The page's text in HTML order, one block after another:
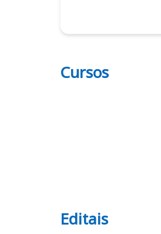
Cursos
Editais
Editais